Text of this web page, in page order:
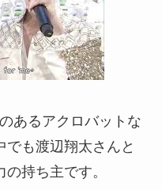
あるアクロバットな
でも渡辺翔太さんと
持ち主です。